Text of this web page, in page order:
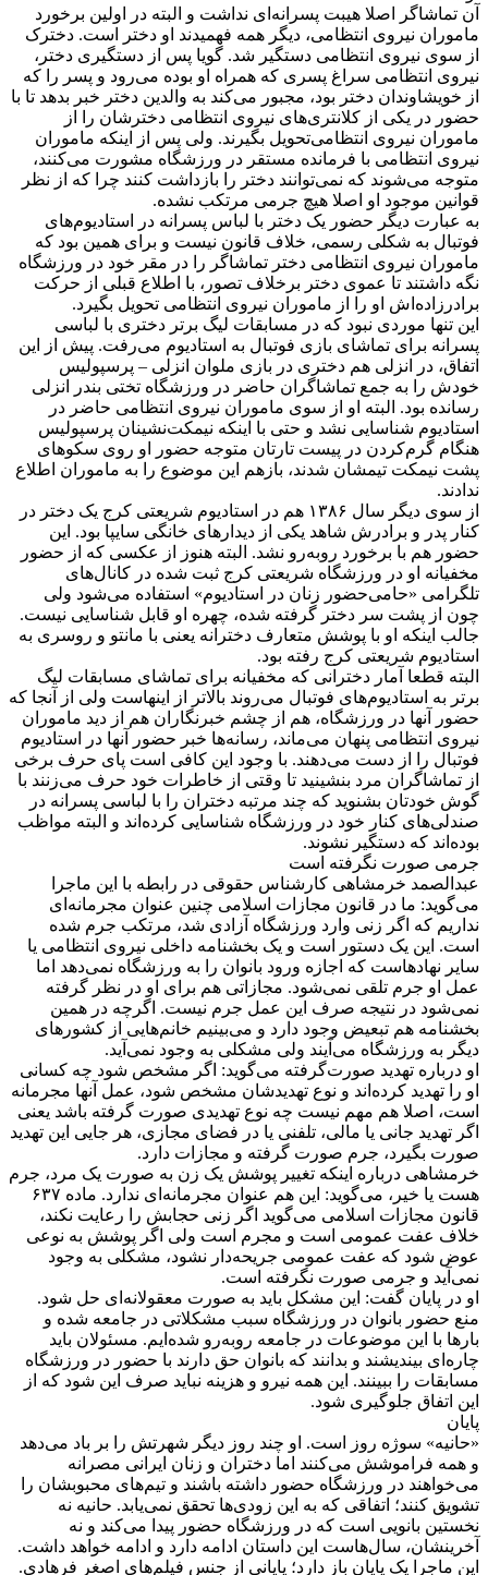
آن تماشاگر اصلا هیبت پسرانه‌ای نداشت و البته در اولین برخورد
ماموران نیروی انتظامی، دیگر همه فهمیدند او دختر است. دخترک
از سوی نیروی انتظامی‌ دستگیر شد. گویا پس از دستگیری دختر،
نیروی انتظامی‌ سراغ پسری که همراه او بوده می‌رود و پسر را که
از خویشاوندان دختر بود، مجبور می‌کند به والدین دختر خبر بدهد تا با
حضور در یکی از کلانتری‌های نیروی انتظامی‌ دخترشان را از
ماموران نیروی انتظامی‌تحویل بگیرند. ولی پس از اینکه ماموران
نیروی انتظامی‌ با فرمانده مستقر در ورزشگاه مشورت می‌کنند،
متوجه می‌شوند که نمی‌توانند دختر را بازداشت کنند چرا که از نظر
قوانین موجود او اصلا هیچ جرمی‌ مرتکب نشده.
به عبارت دیگر حضور یک دختر با لباس پسرانه در استادیوم‌های
فوتبال به شکلی رسمی، خلاف قانون نیست و برای همین بود که
ماموران نیروی انتظامی‌ دختر تماشاگر را در مقر خود در ورزشگاه
نگه داشتند تا عموی دختر برخلاف تصور، با اطلاع قبلی از حرکت
برادرزاده‌اش او را از ماموران نیروی انتظامی‌ تحویل بگیرد.
این تنها موردی نبود که در مسابقات لیگ برتر دختری با لباسی
پسرانه برای تماشای بازی فوتبال به استادیوم می‌رفت. پیش از این
اتفاق، در انزلی هم دختری در بازی ملوان انزلی – پرسپولیس
خودش را به جمع تماشاگران حاضر در ورزشگاه تختی بندر انزلی
رسانده بود. البته او از سوی ماموران نیروی انتظامی‌ حاضر در
استادیوم شناسایی نشد و حتی با اینکه نیمکت‌نشینان پرسپولیس
هنگام گرم‌کردن در پیست تارتان متوجه حضور او روی سکوهای
پشت نیمکت تیمشان شدند، بازهم این موضوع را به ماموران اطلاع
ندادند.
از سوی دیگر سال ۱۳۸۶ هم در استادیوم شریعتی کرج یک دختر در
کنار پدر و برادرش شاهد یکی از دیدارهای خانگی سایپا بود. این
حضور هم با برخورد روبه‌رو نشد. البته هنوز از عکسی که از حضور
مخفیانه او در ورزشگاه شریعتی کرج ثبت شده در کانال‌های
تلگرامی‌ «حامی‌حضور زنان در استادیوم» استفاده می‌شود ولی
چون از پشت سر دختر گرفته شده، چهره او قابل شناسایی نیست.
جالب اینکه او با پوشش متعارف دخترانه یعنی با مانتو و روسری به
استادیوم شریعتی کرج رفته بود.
البته قطعا آمار دخترانی که مخفیانه برای تماشای مسابقات لیگ
برتر به استادیوم‌های فوتبال می‌روند بالاتر از اینهاست ولی از آنجا که
حضور آنها در ورزشگاه، هم از چشم خبرنگاران هم از دید ماموران
نیروی انتظامی‌ پنهان می‌ماند، رسانه‌ها خبر حضور آنها در استادیوم
فوتبال را از دست می‌دهند. با وجود این کافی است پای حرف برخی
از تماشاگران مرد بنشینید تا وقتی از خاطرات خود حرف می‌زنند با
گوش خودتان بشنوید که چند مرتبه دختران را با لباسی پسرانه در
صندلی‌های کنار خود در ورزشگاه شناسایی کرده‌اند و البته مواظب
بوده‌اند که دستگیر نشوند.
جرمی‌ صورت نگرفته است
عبدالصمد خرمشاهی کارشناس حقوقی در رابطه با این ماجرا
می‌گوید: ما در قانون مجازات اسلامی‌ چنین عنوان مجرمانه‌ای
نداریم که اگر زنی وارد ورزشگاه آزادی شد، مرتکب جرم شده
است. این یک دستور است و یک بخشنامه داخلی نیروی انتظامی‌ یا
سایر نهادهاست که اجازه ورود بانوان را به ورزشگاه نمی‌دهد اما
عمل او جرم تلقی نمی‌شود. مجازاتی هم برای او در نظر گرفته
نمی‌شود در نتیجه صرف این عمل جرم نیست. اگرچه در همین
بخشنامه هم تبعیض وجود دارد و می‌بینیم خانم‌هایی از کشورهای
دیگر به ورزشگاه می‌آیند ولی مشکلی به وجود نمی‌آید.
او درباره تهدید صورت‌گرفته می‌گوید: اگر مشخص شود چه کسانی
او را تهدید کرده‌اند و نوع تهدیدشان مشخص شود، عمل آنها مجرمانه
است، اصلا هم مهم نیست چه نوع تهدیدی صورت گرفته باشد یعنی
اگر تهدید جانی یا مالی، تلفنی یا در فضای مجازی، هر جایی این تهدید
صورت بگیرد، جرم صورت گرفته و مجازات دارد.
خرمشاهی درباره اینکه تغییر پوشش یک زن به صورت یک مرد، جرم
هست یا خیر، می‌گوید: این هم عنوان مجرمانه‌ای ندارد. ماده ۶۳۷
قانون مجازات اسلامی‌ می‌گوید اگر زنی حجابش را رعایت نکند،
خلاف عفت عمومی‌ است و مجرم است ولی اگر پوشش به نوعی
عوض شود که عفت عمومی‌ جریحه‌دار نشود، مشکلی به وجود
نمی‌آید و جرمی‌ صورت نگرفته است.
او در پایان گفت: این مشکل باید به صورت معقولانه‌ای حل شود.
منع حضور بانوان در ورزشگاه سبب مشکلاتی در جامعه شده و
بارها با این موضوعات در جامعه روبه‌رو شده‌ایم. مسئولان باید
چاره‌ای بیندیشند و بدانند که بانوان حق دارند با حضور در ورزشگاه
مسابقات را ببینند. این همه نیرو و هزینه نباید صرف این شود که از
این اتفاق جلوگیری شود.
پایان
«حانیه» سوژه روز است. او چند روز دیگر شهرتش را بر باد می‌دهد
و همه فراموشش می‌کنند اما دختران و زنان ایرانی مصرانه
می‌خواهند در ورزشگاه حضور داشته باشند و تیم‌های محبوبشان را
تشویق کنند؛ اتفاقی که به این زودی‌ها تحقق نمی‌یابد. حانیه نه
نخستین بانویی است که در ورزشگاه حضور پیدا می‌کند و نه
آخرینشان، سال‌هاست این داستان ادامه دارد و ادامه خواهد داشت.
این ماجرا یک پایان باز دارد؛ پایانی از جنس فیلم‌های اصغر فرهادی.